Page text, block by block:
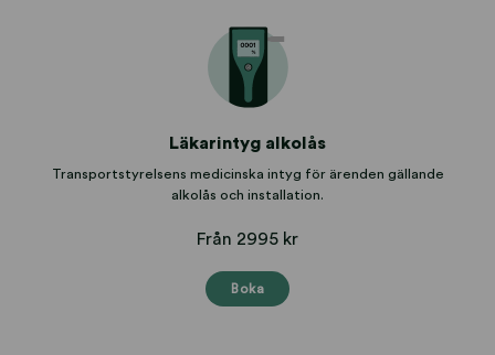
Läkarintyg alkolås
Transportstyrelsens medicinska intyg för ärenden gällande
alkolås och installation.
Från 2995 kr
Boka